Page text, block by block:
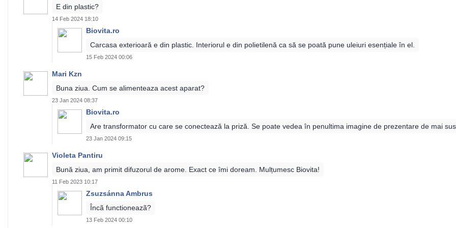
E din plastic?
14 Feb 2024 18:10
Biovita.ro
Carcasa exterioară e din plastic. Interiorul e din polietilenă ca să se poată pune uleiuri esențiale în el.
15 Feb 2024 00:06
Mari Kzn
Buna ziua. Cum se alimenteaza acest aparat?
23 Jan 2024 08:37
Biovita.ro
Are transformator cu care se conectează la priză. Se poate vedea în penultima imagine de prezentare de mai
23 Jan 2024 09:15
Violeta Pantiru
Bună ziua, am primit difuzorul de arome. Exact ce îmi doream. Mulțumesc Biovita!
11 Feb 2023 10:17
Zsuzsánna Ambrus
Încã functioneazã?
13 Feb 2024 00:10